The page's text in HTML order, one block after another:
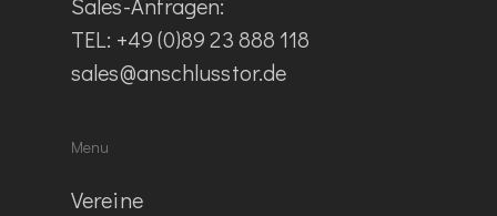
TEL: +49 (0)89 23 888 118
sales@anschlusstor.de
Menu
Vereine